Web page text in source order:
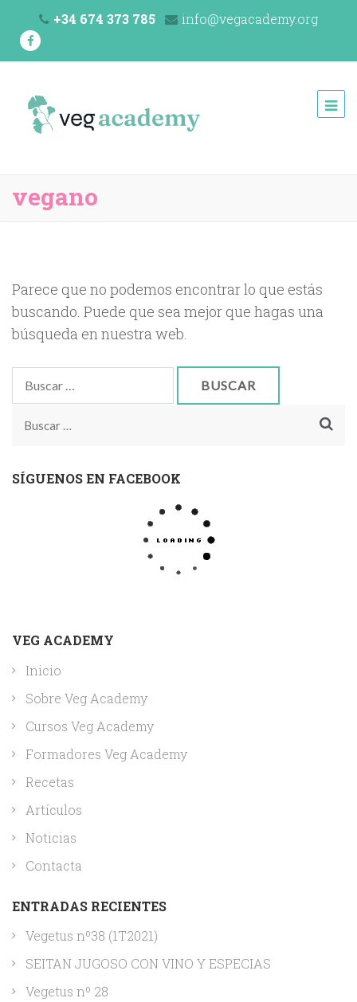
+34 674 373 785 info@vegacademy.org
vegano
Parece que no podemos encontrar lo que estás
buscando. Puede que sea mejor que hagas una
búsqueda en nuestra web.
Buscar:
Buscar:
SÍGUENOS EN FACEBOOK
VEG ACADEMY
Inicio
Sobre Veg Academy
Cursos Veg Academy
Formadores Veg Academy
Recetas
Artículos
Noticias
Contacta
ENTRADAS RECIENTES
Vegetus nº38 (1T2021)
SEITAN JUGOSO CON VINO Y ESPECIAS
Vegetus nº 28